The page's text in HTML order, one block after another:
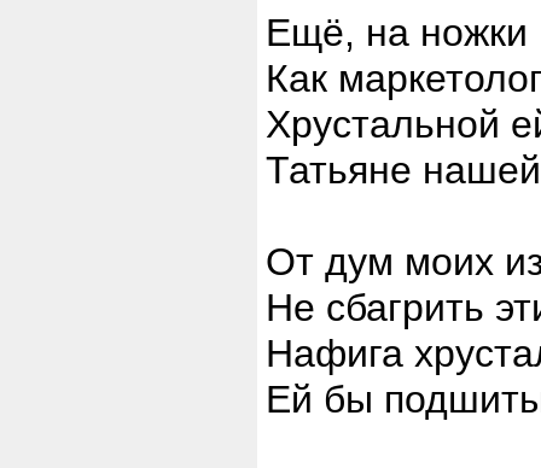
Ещё, на ножки
Как
Хрустальной
Татьяне
От дум моих
Не сбагрить
Нафига
Ей бы